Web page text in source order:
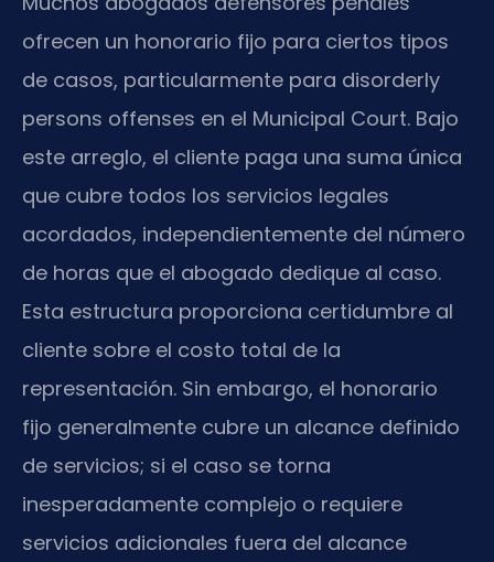
ofrecen un honorario fijo para ciertos tipos
de casos, particularmente para disorderly
persons offenses en el Municipal Court. Bajo
este arreglo, el cliente paga una suma única
que cubre todos los servicios legales
acordados, independientemente del número
de horas que el abogado dedique al caso.
Esta estructura proporciona certidumbre al
cliente sobre el costo total de la
representación. Sin embargo, el honorario
fijo generalmente cubre un alcance definido
de servicios; si el caso se torna
inesperadamente complejo o requiere
servicios adicionales fuera del alcance